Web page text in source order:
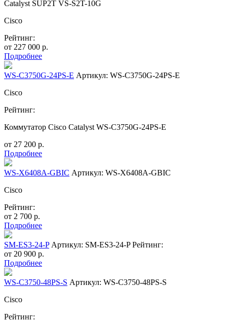
Catalyst SUP2T VS-S2T-10G
Cisco
Рейтинг:
от 227 000 р.
Подробнее
WS-C3750G-24PS-E Артикул: WS-C3750G-24PS-E
Cisco
Рейтинг:
Коммутатор Cisco Catalyst WS-C3750G-24PS-E
от 27 200 р.
Подробнее
WS-X6408A-GBIC Артикул: WS-X6408A-GBIC
Cisco
Рейтинг:
от 2 700 р.
Подробнее
SM-ES3-24-P Артикул: SM-ES3-24-P Рейтинг:
от 20 900 р.
Подробнее
WS-C3750-48PS-S Артикул: WS-C3750-48PS-S
Cisco
Рейтинг: